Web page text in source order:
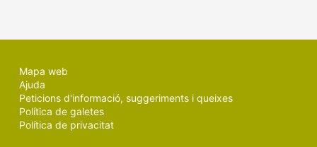
Mapa web
Ajuda
Peticions d'informació, suggeriments i queixes
Política de galetes
Política de privacitat